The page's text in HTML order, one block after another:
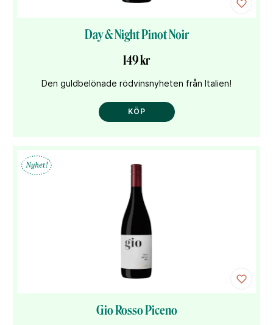
Day & Night Pinot Noir
149 kr
Den guldbelönade rödvinsnyheten från Italien!
KÖP
Gio Rosso Piceno